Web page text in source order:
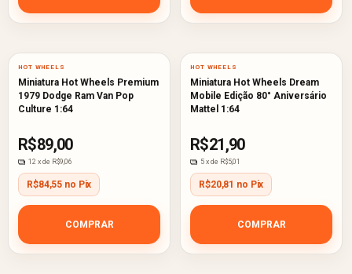
HOT WHEELS
Miniatura Hot Wheels Premium
1979 Dodge Ram Van Pop
Culture 1:64
R$89,00
12 x de R$9,06
R$84,55 no Pix
COMPRAR
HOT WHEELS
Miniatura Hot Wheels Dream
Mobile Edição 80° Aniversário
Mattel 1:64
R$21,90
5 x de R$5,01
R$20,81 no Pix
COMPRAR